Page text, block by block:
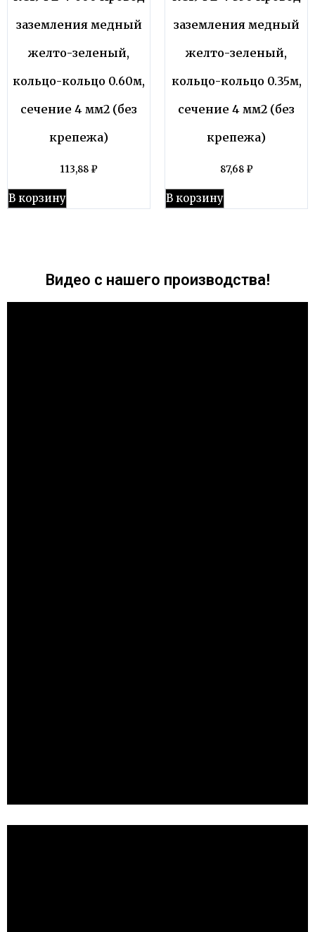
заземления медный
желто-зеленый,
кольцо-кольцо 0.60м,
сечение 4 мм2 (без
крепежа)
113,88 ₽
В корзину
заземления медный
желто-зеленый,
кольцо-кольцо 0.35м,
сечение 4 мм2 (без
крепежа)
87,68 ₽
В корзину
Видео с нашего производства!